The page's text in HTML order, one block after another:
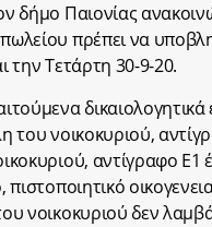
δήμο Παιονίας
πρέπει να
την Τετάρτη 30-9-20.
του νοικοκυριού,
αντίγραφο
πιστοποιητικό
νοικοκυριού δεν